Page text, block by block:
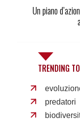
Un piano
TRENDING
predatori